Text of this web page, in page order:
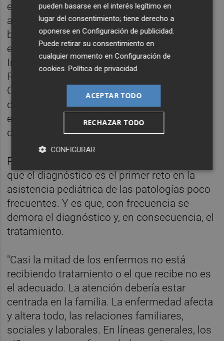
entre grupos de investigación sobre
aspectos genéticos, moleculares,
bioquímicos y celulares de las
enfermedades raras; así como el trabajo del
Instituto de Investigación de Enfermedades
Raras, perteneciente al Instituto de Salud
Carlos III y que cuenta con la colaboración
del Ministerio de Sanidad, Servicios Sociales
e Igualdad en el desarrollo de la Estrategia
de Enfermedades Raras.
Por otra parte, la doctora ha informado de
que el diagnóstico es el primer reto en la
asistencia pediátrica de las patologías poco
frecuentes. Y es que, con frecuencia se
demora el diagnóstico y, en consecuencia, el
tratamiento.
"Casi la mitad de los enfermos no está
recibiendo tratamiento o el que recibe no es
el adecuado. La atención debería estar
centrada en la familia. La enfermedad afecta
y altera todo, las relaciones familiares,
sociales y laborales. En líneas generales, los
pueden basarse en el interés legítimo en
lugar del consentimiento; tiene derecho a
oponerse enConfiguración de publicidad
Puede retirar su consentimiento en
cualquier momento enConfiguración de
cookies .Política de privacidad
ACEPTAR TODO
RECHAZAR TODO
CONFIGURAR